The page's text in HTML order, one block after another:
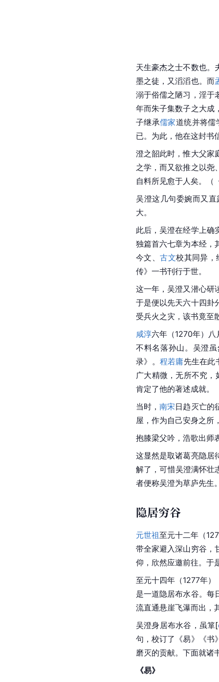
天生豪杰之士不数也。
墨之徒，又滔滔也。而
溺于俗儒之陋习，淫于
年而朱子集数子之大成
子继承儒家道统并将儒
已。为此，他在这封书
澄之韶此时，惟大父家
之学，而又欲推之以尧
自料所见愈于人矣。（
吴澄这几句委婉而又
大。
此后，吴澄在经学 上
独篇首六七章为本经，
今文、古文校其同异，
传》一书刊行于世。
这一年，吴澄又潜心研
于是便以先天六十四卦
受兵火之灾，该书竟至
咸淳六年（1270年）八
不料名落孙山。吴澄
录》。 程若庸先生在此
广大精微，无所不究
肯定了他的著述成就。
当时，南宋日趋灭亡的
屋，作为自己安身之所
抱膝梁父吟，浩歌出师
这显然是取诸葛亮隐居
解了，可惜吴澄满怀壮
者便称吴澄为草庐先生
隐居穷谷
元世祖至元十二年（
带全家避入深山穷谷，
仰，欣然应邀前往。于
至元十四年（1277年
是一道隐居布水谷。每
流直通悬崖飞瀑而出，
吴澄身居布水谷，虽箪[
句，校订了《易》《书
磨灭的贡献。下面就诸
《易》